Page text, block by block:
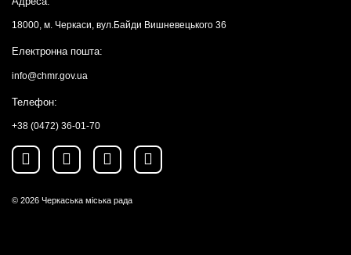
18000, м. Черкаси, вул.Байди Вишневецького 36
Електронна пошта:
info@chmr.gov.ua
Телефон:
+38 (0472) 36-01-70
© 2026 Черкаська міська рада